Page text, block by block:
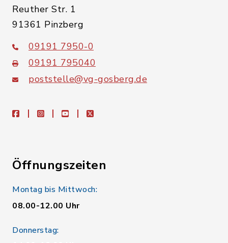
Reuther Str. 1
91361 Pinzberg
09191 7950-0
09191 795040
poststelle@vg-gosberg.de
facebookinstagramyoutubeX
Öffnungszeiten
Montag bis Mittwoch:
08.00-12.00 Uhr
Donnerstag: